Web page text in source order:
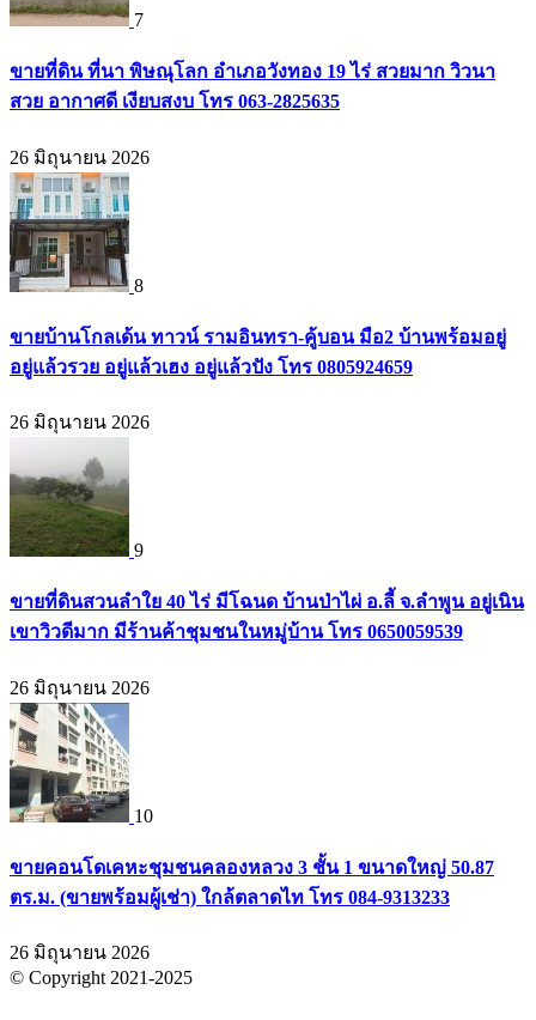
7
ขายที่ดิน ที่นา พิษณุโลก อำเภอวังทอง 19 ไร่ สวยมาก วิวนา
สวย อากาศดี เงียบสงบ โทร 063-2825635
26 มิถุนายน 2026
8
ขายบ้านโกลเด้น ทาวน์ รามอินทรา-คู้บอน มือ2 บ้านพร้อมอยู่
อยู่แล้วรวย อยู่แล้วเฮง อยู่แล้วปัง โทร 0805924659
26 มิถุนายน 2026
9
ขายที่ดินสวนลำใย 40 ไร่ มีโฉนด บ้านป่าไผ่ อ.ลี้ จ.ลำพูน อยู่เนิน
เขาวิวดีมาก มีร้านค้าชุมชนในหมู่บ้าน โทร 0650059539
26 มิถุนายน 2026
10
ขายคอนโดเคหะชุมชนคลองหลวง 3 ชั้น 1 ขนาดใหญ่ 50.87
ตร.ม. (ขายพร้อมผู้เช่า) ใกล้ตลาดไท โทร 084-9313233
26 มิถุนายน 2026
© Copyright 2021-2025